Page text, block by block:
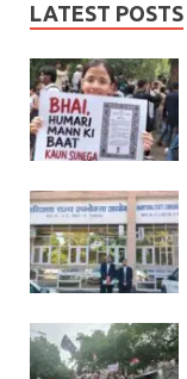
LATEST POSTS